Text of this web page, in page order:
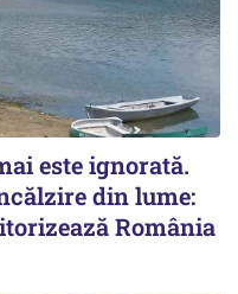
este ignorată.
din lume:
România